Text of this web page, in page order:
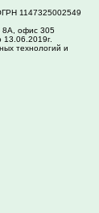
1147325002549
8А, офис 305
технологий и